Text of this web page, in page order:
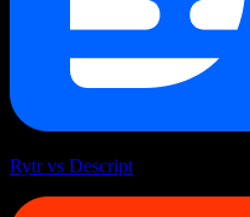
Rytr vs Descript